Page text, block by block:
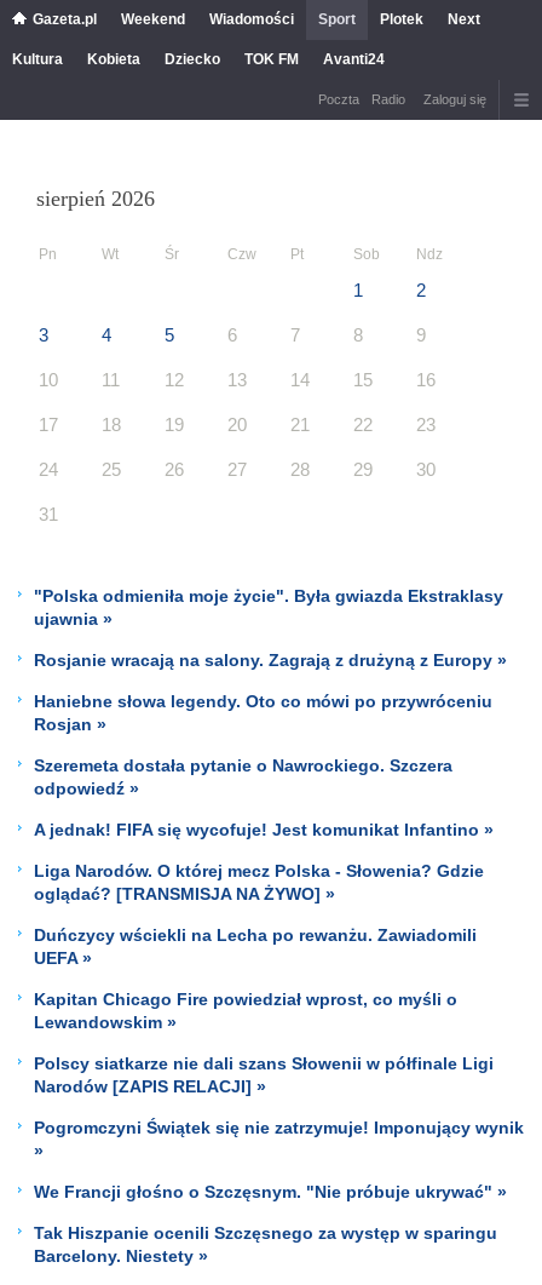
Gazeta.pl Weekend Wiadomości Sport Plotek Next
Kultura Kobieta Dziecko TOK FM Avanti24
Poczta Radio Zaloguj się
sierpień 2026
Pn Wt Śr Czw Pt Sob Ndz
1 2
3 4 5 6 7 8 9
10 11 12 13 14 15 16
17 18 19 20 21 22 23
24 25 26 27 28 29 30
31
"Polska odmieniła moje życie". Była gwiazda Ekstraklasy
ujawnia »
Rosjanie wracają na salony. Zagrają z drużyną z Europy »
Haniebne słowa legendy. Oto co mówi po przywróceniu
Rosjan »
Szeremeta dostała pytanie o Nawrockiego. Szczera
odpowiedź »
A jednak! FIFA się wycofuje! Jest komunikat Infantino »
Liga Narodów. O której mecz Polska - Słowenia? Gdzie
oglądać? [TRANSMISJA NA ŻYWO] »
Duńczycy wściekli na Lecha po rewanżu. Zawiadomili
UEFA »
Kapitan Chicago Fire powiedział wprost, co myśli o
Lewandowskim »
Polscy siatkarze nie dali szans Słowenii w półfinale Ligi
Narodów [ZAPIS RELACJI] »
Pogromczyni Świątek się nie zatrzymuje! Imponujący wynik
»
We Francji głośno o Szczęsnym. "Nie próbuje ukrywać" »
Tak Hiszpanie ocenili Szczęsnego za występ w sparingu
Barcelony. Niestety »